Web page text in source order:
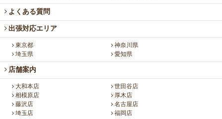
よくある質問
出張対応エリア
東京都
神奈川県
埼玉県
愛知県
店舗案内
大和本店
世田谷店
相模原店
厚木店
藤沢店
名古屋店
埼玉店
福岡店